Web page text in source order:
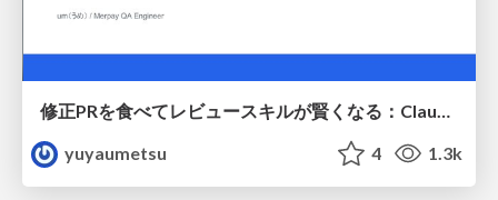
修正PRを食べてレビュースキルが賢くなる：Claude Codeによる自己改善サイクル
yuyaumetsu
4 1.3k